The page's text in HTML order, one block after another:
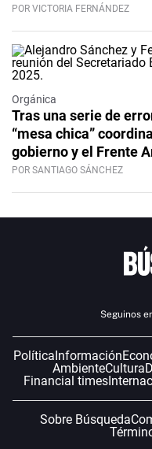
POR VICTORIA FERNÁNDEZ
Orgánica
Tras una serie de
“mesa chica”
gobierno y el Frente
POR SANTIAGO SÁNCHEZ
Seguinos
PolíticaInformación
AmbienteCultura
Financial times
Sobre Búsqueda